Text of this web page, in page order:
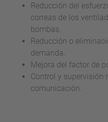
Reducción del
correas de los
bombas.
Reducción o
demanda.
Mejora del factor de
Control y supervisión
comunicación.